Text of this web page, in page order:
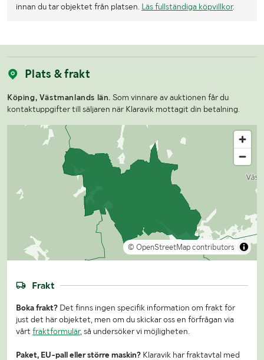
innan du tar objektet från platsen. Läs fullständiga köpvillkor.
Plats & frakt
Köping, Västmanlands län. Som vinnare av auktionen får du
kontaktuppgifter till säljaren när Klaravik mottagit din betalning.
© OpenStreetMap contributors
Frakt
Boka frakt? Det finns ingen specifik information om frakt för
just det här objektet, men om du skickar oss en förfrågan via
vårt fraktformulär, så undersöker vi möjligheten.
Paket, EU-pall eller större maskin? Klaravik har fraktavtal med